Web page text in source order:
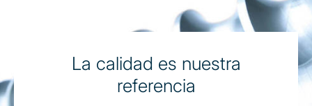
La calidad es nuestra
referencia